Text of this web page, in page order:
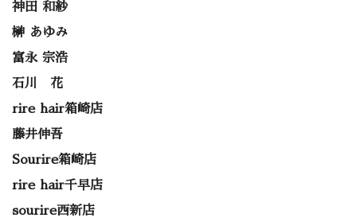
神田 和紗
榊 あゆみ
富永 宗浩
石川 花
rire hair箱崎店
藤井伸吾
Sourire箱崎店
rire hair千早店
sourire西新店